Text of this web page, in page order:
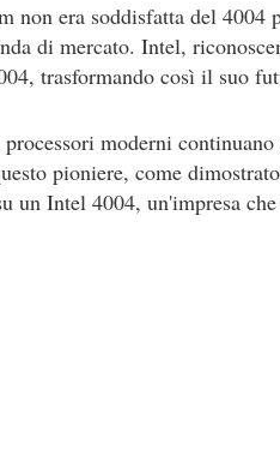
non era soddisfatta del 4004
di mercato. Intel,
trasformando così il suo
moderni
pioniere, come
un Intel 4004, un'impresa